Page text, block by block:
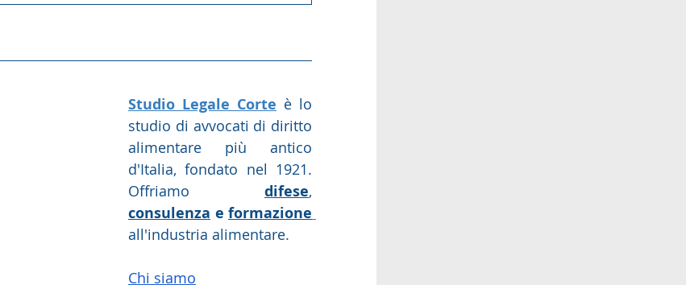
Studio Legale Corte è lo
studio di avvocati di diritto
alimentare più antico
d'Italia, fondato nel 1921.
Offriamo difese
consulenza e formazione
all'industria alimentare.
Chi siamo